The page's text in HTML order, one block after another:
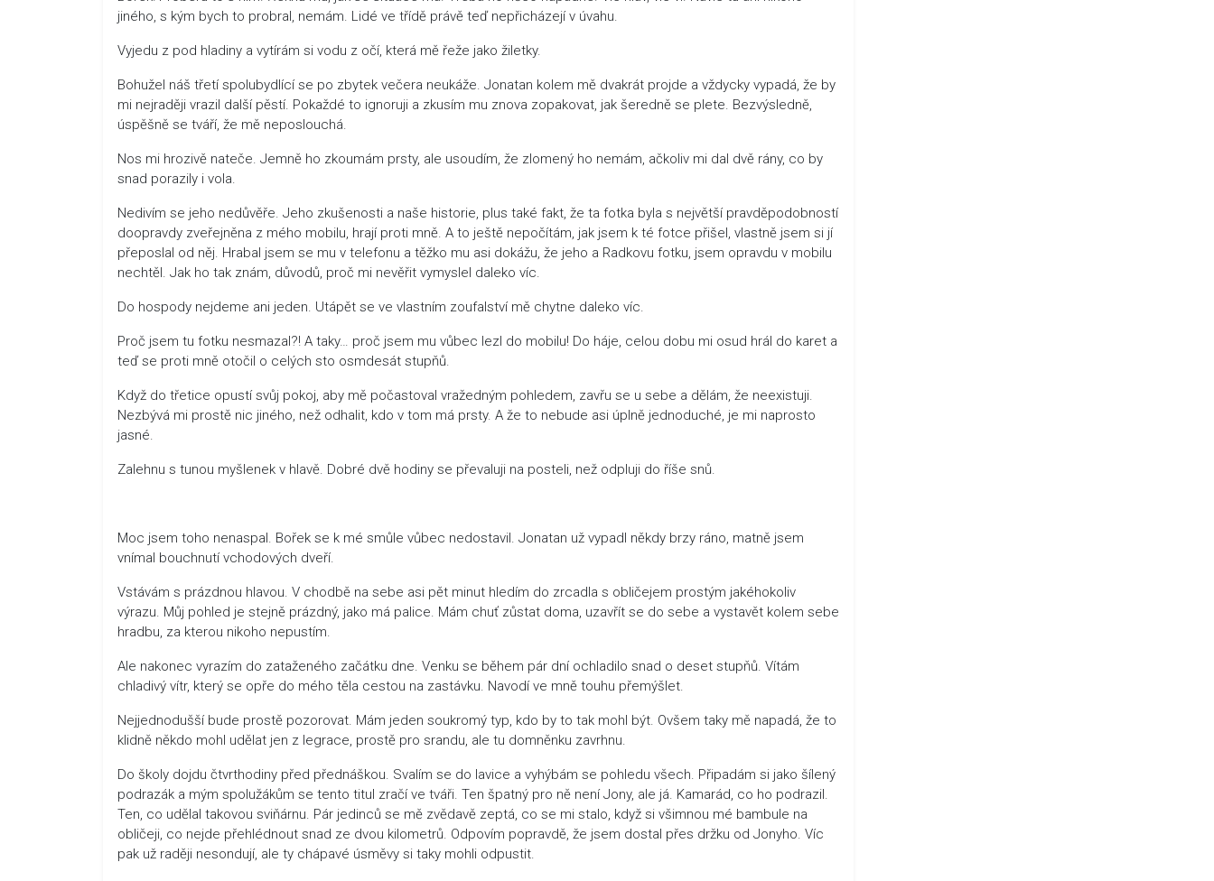
jiného, s kým bych to probral, nemám. Lidé ve třídě právě teď nepřicházejí v úvahu.
Vyjedu z pod hladiny a vytírám si vodu z očí, která mě řeže jako žiletky.
Bohužel náš třetí spolubydlící se po zbytek večera neukáže. Jonatan kolem mě dvakrát projde a vždycky vypadá, že by
mi nejraději vrazil další pěstí. Pokaždé to ignoruji a zkusím mu znova zopakovat, jak šeredně se plete. Bezvýsledně,
úspěšně se tváří, že mě neposlouchá.
Nos mi hrozivě nateče. Jemně ho zkoumám prsty, ale usoudím, že zlomený ho nemám, ačkoliv mi dal dvě rány, co by
snad porazily i vola.
Nedivím se jeho nedůvěře. Jeho zkušenosti a naše historie, plus také fakt, že ta fotka byla s největší pravděpodobností
doopravdy zveřejněna z mého mobilu, hrají proti mně. A to ještě nepočítám, jak jsem k té fotce přišel, vlastně jsem si jí
přeposlal od něj. Hrabal jsem se mu v telefonu a těžko mu asi dokážu, že jeho a Radkovu fotku, jsem opravdu v mobilu
nechtěl. Jak ho tak znám, důvodů, proč mi nevěřit vymyslel daleko víc.
Do hospody nejdeme ani jeden. Utápět se ve vlastním zoufalství mě chytne daleko víc.
Proč jsem tu fotku nesmazal?! A taky… proč jsem mu vůbec lezl do mobilu! Do háje, celou dobu mi osud hrál do karet a
teď se proti mně otočil o celých sto osmdesát stupňů.
Když do třetice opustí svůj pokoj, aby mě počastoval vražedným pohledem, zavřu se u sebe a dělám, že neexistuji.
Nezbývá mi prostě nic jiného, než odhalit, kdo v tom má prsty. A že to nebude asi úplně jednoduché, je mi naprosto
jasné.
Zalehnu s tunou myšlenek v hlavě. Dobré dvě hodiny se převaluji na posteli, než odpluji do říše snů.
Moc jsem toho nenaspal. Bořek se k mé smůle vůbec nedostavil. Jonatan už vypadl někdy brzy ráno, matně jsem
vnímal bouchnutí vchodových dveří.
Vstávám s prázdnou hlavou. V chodbě na sebe asi pět minut hledím do zrcadla s obličejem prostým jakéhokoliv
výrazu. Můj pohled je stejně prázdný, jako má palice. Mám chuť zůstat doma, uzavřít se do sebe a vystavět kolem sebe
hradbu, za kterou nikoho nepustím.
Ale nakonec vyrazím do zataženého začátku dne. Venku se během pár dní ochladilo snad o deset stupňů. Vítám
chladivý vítr, který se opře do mého těla cestou na zastávku. Navodí ve mně touhu přemýšlet.
Nejjednodušší bude prostě pozorovat. Mám jeden soukromý typ, kdo by to tak mohl být. Ovšem taky mě napadá, že to
klidně někdo mohl udělat jen z legrace, prostě pro srandu, ale tu domněnku zavrhnu.
Do školy dojdu čtvrthodiny před přednáškou. Svalím se do lavice a vyhýbám se pohledu všech. Připadám si jako šílený
podrazák a mým spolužákům se tento titul zračí ve tváři. Ten špatný pro ně není Jony, ale já. Kamarád, co ho podrazil.
Ten, co udělal takovou sviňárnu. Pár jedinců se mě zvědavě zeptá, co se mi stalo, když si všimnou mé bambule na
obličeji, co nejde přehlédnout snad ze dvou kilometrů. Odpovím popravdě, že jsem dostal přes držku od Jonyho. Víc
pak už raději nesondují, ale ty chápavé úsměvy si taky mohli odpustit.